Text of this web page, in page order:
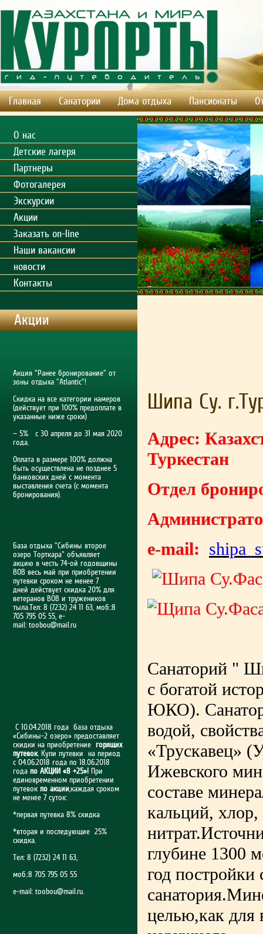
Главная Санатории Дома отдыха Пансионаты
О нас
Детские лагеря
Партнеры
Фотогалерея
Экскурсии
Акции
Заказать on-line
Наши вакансии
новости
Контакты
Акции
Акция "Ранее бронирование" от
зоны отдыха "Atlantic"!
Скидка на все категории намеров
(действует при 100% предоплате в
указанные ниже сроки)
— 5% с 30 апреля до 31 мая 2020
года.
Оплата в размере 100% должна
быть осуществлена не позднее 5
банковских дней с момента
выставления счета (с момента
бронирования).
База отдыха "Сибины второе
озеро Торткара" объявляет
акцию в честь 74-ой годовщины
ВОВ весь май при приобретении
путевки сроком не менее 7
дней действует скидка 20% для
ветеранов ВОВ и тружеников
тыла.Тел: 8 (7232) 24 11 63, моб.:8
705 795 05 55, e-
mail: toobou@mail.ru
С 10.04.2018 года база отдыха
«Сибины-2 озеро» предоставляет
скидки на приобретение горящих
путевок. Купи путевки на период
с 04.06.2018 года по 18.06.2018
года по АКЦИИ «8 +25»! При
единовременном приобретении
путевок по акции,каждая сроком
не менее 7 суток:
*первая путевка 8% скидка
*вторая и последующие 25%
скидка.
Тел: 8 (7232) 24 11 63,
моб.:8 705 795 05 55
e-mail: toobou@mail.ru.
Шипа Су.
Адрес:
Туркестан
Отдел
e-mail:
Санаторий "
с богатой
ЮКО).
водой,
«Трускавец»
Ижевского
составе
кальций, хлор,
глубине 1300
год постройки
целью,как для